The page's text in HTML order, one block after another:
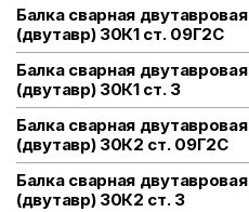
Балка сварная двутавровая
(двутавр) 30К1 ст. 09Г2С
Балка сварная двутавровая
(двутавр) 30К1 ст. 3
Балка сварная двутавровая
(двутавр) 30К2 ст. 09Г2С
Балка сварная двутавровая
(двутавр) 30К2 ст. 3